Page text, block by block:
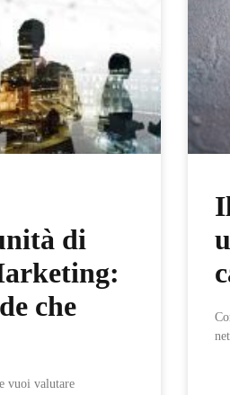
di
che
vuoi valutare